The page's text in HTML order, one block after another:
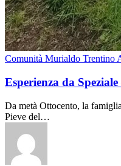
Comunità Murialdo Trentino
Esperienza da
Da metà Ottocento, la
Pieve del…